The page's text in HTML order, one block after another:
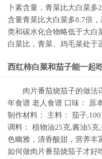
卜素含量，青菜比大白菜
含量青菜比大白菜多8.7倍
类和碳水化合物略低于大白
白菜比，青菜、鸡毛菜处于
西红柿白菜和茄子能一起
肉片番茄烧茄子的做法
年食谱 老人食谱 口味： 原
制作材料： 主料： 茄子
调料： 植物油25克,酱油5
色幽雅，清香酸甜，营养丰
如何做肉片番茄烧茄子才好